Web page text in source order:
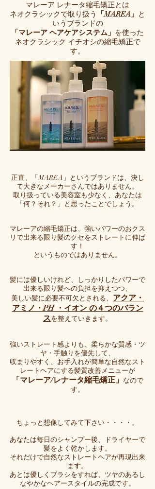
マレーア レナータ縮毛矯正とは
ネオクラシックで取り扱う
「MAREA」 と
いうブランドの
「マレーア ヘアケアシステム」 を使った
ネオクラシック イチオシの縮毛矯正で
す。
正直、「MAREA」というブランドは、決し
て大きなメーカーさんではありません。
取り扱っている美容室も少なく、あなたは
「何？それ？」と思ったことでしょう。
マレーアの縮毛矯正は、強いパワーのおクス
リで出来る限り髪のクセをストレートに伸ば
す！
というものではありません。
髪には優しいけれど、しっかりしたパワーで
出来る限り髪への負担を抑えつつ、
美しい髪に必要不可欠とされる、 アクア・
アミノ・PH ・イオン の４つのバラン
スを整えていきます。
強いストレート感よりも、柔らかな質感・ツ
ヤ・手触りを優先して、
収まりやすく、お手入れが簡単な自然なスト
レートヘアにする髪質改善メニューが
「マレーア/レナータ縮毛矯正」 なので
す。
ちょっと想像してみて下さい・・・・。
あなたは毎日のシャンプー後、ドライヤーで
髪をよく乾かします。
それだけで自然なストレートヘアが再現出来
ます。
あとは優しくブラシをすれば、ツヤのあるし
なやかなヘアースタイルの完成です。